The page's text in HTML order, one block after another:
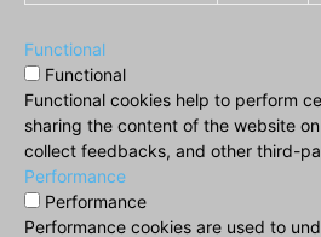
Functional
Functional
Functional cookies help to perform
sharing the content of the website
collect feedbacks, and other third-
Performance
Performance
Performance cookies are used to